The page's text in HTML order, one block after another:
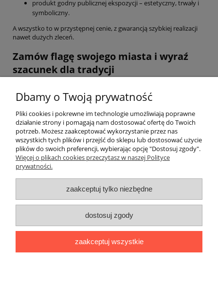
produkt godny publicznej ekspozycji – estetyczny, trwały i
symboliczny.
A wszystko to w przystępnej cenie, z gwarancją szybkiej realizacji
nawet dużych zleceń.
Zamów flagę swojego miasta i wyraź
szacunek dla tradycji
kontaktu. W EKON STUDIO znajdziesz flagi miast polskich, które
spełnią oczekiwania pod względem estetyki, jakości i zgodności z
oficjalną symboliką. Sprawdź naszą ofertę i zamów flagę swojego
miasta, by prezentowała się godnie i wyrażała ważne wartości dla
lokalnej społeczności.
Warunki zakupów
Moje konto
Informacje o sklepie
EKON STUDIO | ul. Górczewska 228B/U6, 01-460 Warszawa | NIP:
5341899576 | REGON: 140059909 | Email:
Dbamy o Twoją prywatność
Pliki cookies i pokrewne im technologie umożliwiają poprawne
działanie strony i pomagają nam dostosować ofertę do Twoich
potrzeb. Możesz zaakceptować wykorzystanie przez nas
wszystkich tych plików i przejść do sklepu lub dostosować użycie
plików do swoich preferencji, wybierając opcję "Dostosuj zgody".
Więcej o plikach cookies przeczytasz w naszej Polityce
prywatności.
zaakceptuj tylko niezbędne
dostosuj zgody
zaakceptuj wszystkie